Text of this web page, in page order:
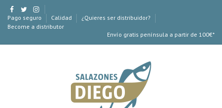
Pago seguro Calidad
¿Quieres ser distribuidor?
Become a distributor
Envío gratis península a partir de 100€*